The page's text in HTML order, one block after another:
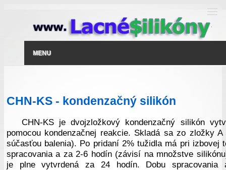
MENU
CHN-KS - kondenzačný silikón
CHN-KS je dvojzložkový kondenzačný silikón
pomocou kondenzačnej reakcie. Skladá sa zo zložky
súčasťou balenia). Po pridaní 2% tužidla má pri izbovej
spracovania a za 2-6 hodín (závisí na množstve
je plne vytvrdená za 24 hodín. Dobu spracovania